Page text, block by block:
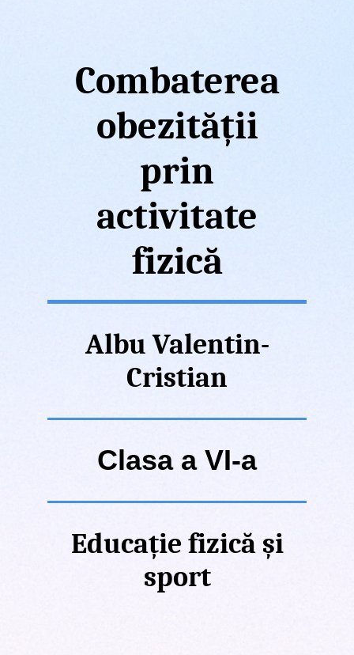
Combaterea
obezității
prin
activitate
fizică
Albu Valentin-
Cristian
Clasa a VI-a
Educație fizică și
sport